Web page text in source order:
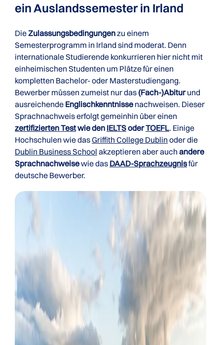
ein Auslandssemester in Irland
DieZulassungsbedingungenzu einem
Semesterprogramm in Irland sind moderat. Denn
internationale Studierende konkurrieren hier nicht mit
einheimischen Studenten um Plätze für einen
kompletten Bachelor- oder Masterstudiengang.
Bewerber müssen zumeist nur das (Fach-)Abiturund
ausreichende Englischkenntnisse nachweisen. Dieser
Sprachnachweis erfolgt gemeinhin über einen
zertifizierten Testwie den IELTSoderTOEFL. Einige
Hochschulen wie dasGriffith College Dublin oder die
Dublin Business School akzeptieren aber auch andere
Sprachnachweisewie das DAAD-Sprachzeugnisfür
deutsche Bewerber.